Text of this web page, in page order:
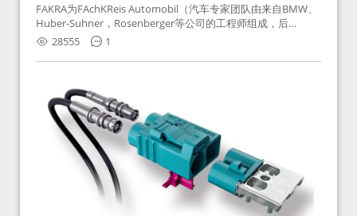
FAKRA为FAchKReis Automobil（汽车专家团队由来自BMW、
Huber-Suhner，Rosenberger等公司的工程师组成，后
Huber-Suhner相关连接器业务及技术在2010年并入
Rosenberger）缩写。起初为BMW需求用于车载收音机天线连
接，如今FAKRA已成为汽车行业通用标准的射频连接器，被业
28555 1